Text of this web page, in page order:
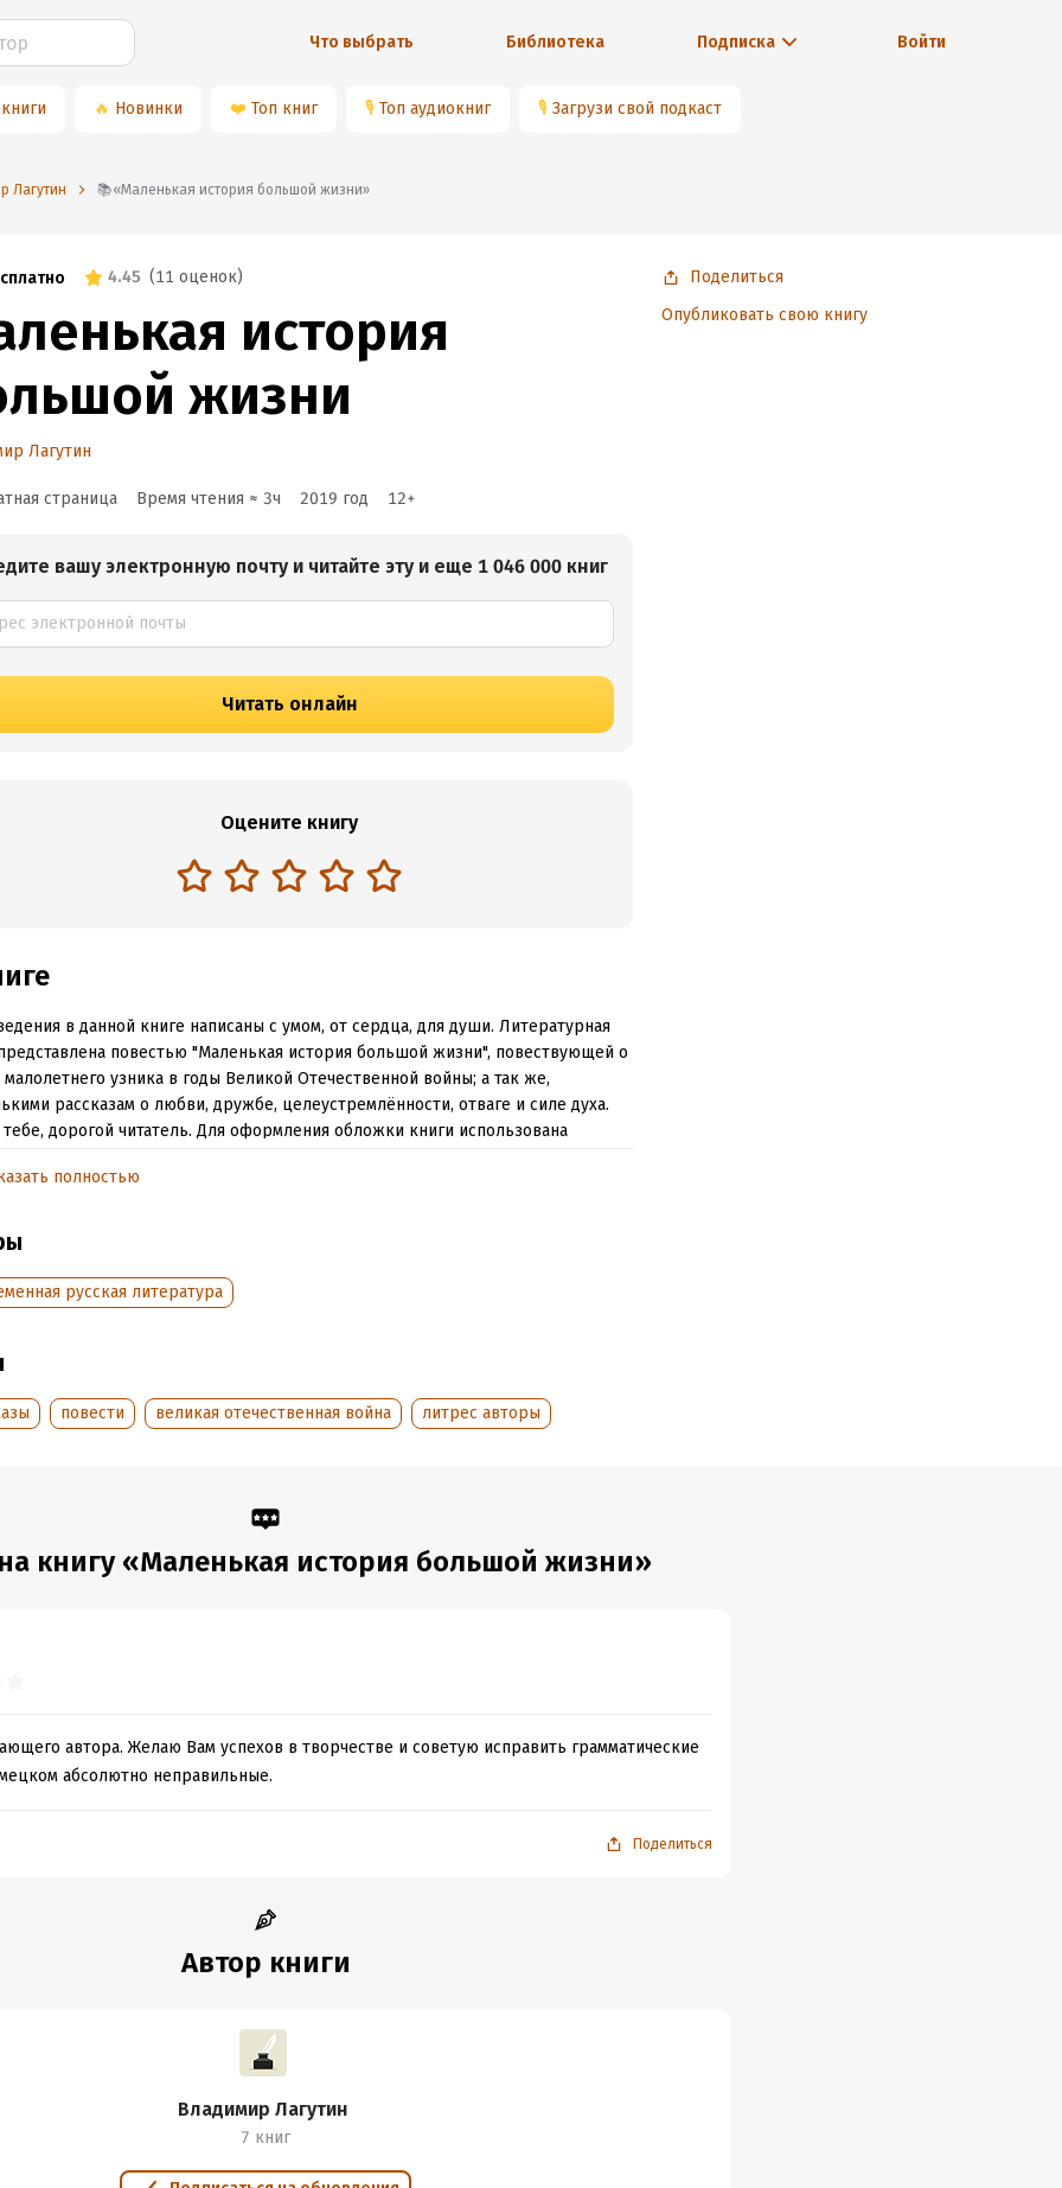
Что выбрать Библиотека Подписка Войти
🔥 Новинки ❤️ Топ книг 🎙 Топ аудиокниг 🎙 Загрузи свой подкаст
Лагутин 📚«Маленькая история большой жизни»
4.45 (11 оценок)
история
жизни
Лагутин
страница Время чтения ≈ 3ч 2019 год 12+
вашу электронную почту и читайте эту и еще 1 046 000 книг
Читать онлайн
Оцените книгу
в данной книге написаны с умом, от сердца, для души. Литературная
повестью "Маленькая история большой жизни", повествующей о
малолетнего узника в годы Великой Отечественной войны; а так же,
рассказам о любви, дружбе, целеустремлённости, отваге и силе духа.
тебе, дорогой читатель. Для оформления обложки книги использована
Taganrog.jpg
отрывок
информация
4 марта 2019
полностью
русская литература
повести великая отечественная война литрес авторы
Поделиться
Опубликовать свою книгу
книгу «Маленькая история большой жизни»
автора. Желаю Вам успехов в творчестве и советую исправить грамматические
абсолютно неправильные.
Поделиться
Автор книги
Владимир Лагутин
7 книг